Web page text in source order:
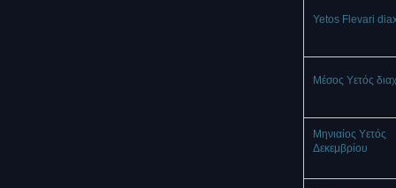
Yetos Flevari
Μέσος Υετός
Μηνιαίος Υετός
Δεκεμβρίου